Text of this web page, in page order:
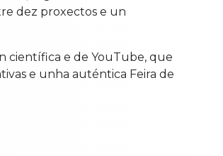
dez proxectos e un
científica e de YouTube, que
e unha auténtica Feira de